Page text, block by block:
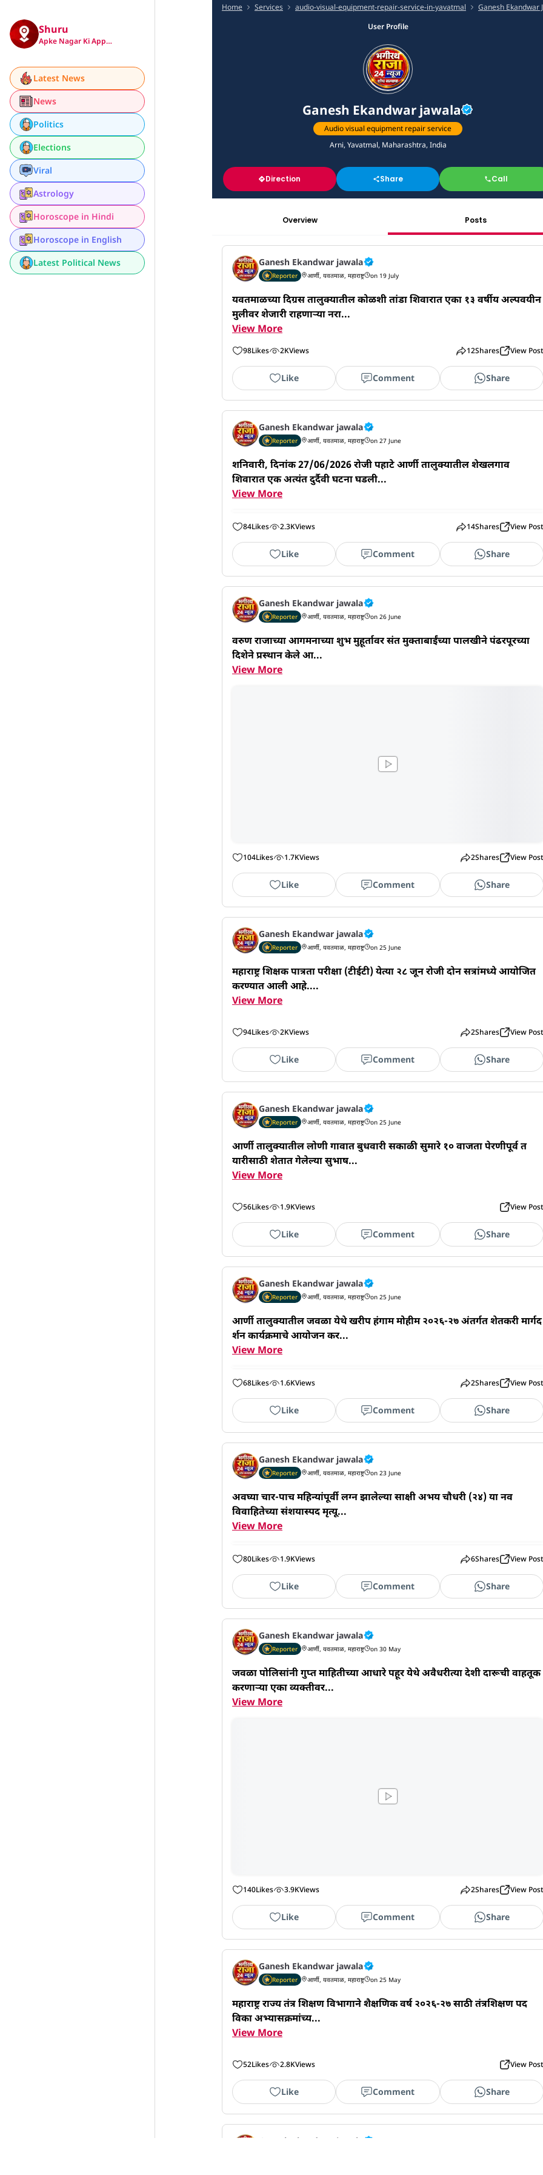
Shuru
Apke Nagar Ki App…
Latest News
News
Politics
Elections
Viral
Astrology
Horoscope in Hindi
Horoscope in English
Latest Political News
Home Services audio-visual-equipment-repair-service-in-yavatmal
Ganesh Ekandwar
User Profile
Ganesh Ekandwar jawala
Audio visual equipment repair service
Arni, Yavatmal, Maharashtra, India
Direction Share Call
Overview Posts
Ganesh Ekandwar jawala
Reporter आर्णी, यवतमाळ, महाराष्ट्र on 19 July
यवतमाळच्या दिग्रस तालुक्यातील कोळशी तांडा शिवारात एका १३ वर्षीय अल्पवयीन
मुलीवर शेजारी राहणाऱ्या नरा...
View More
98Likes 2KViews 12Shares View Post
Like Comment Share
Ganesh Ekandwar jawala
Reporter आर्णी, यवतमाळ, महाराष्ट्र on 27 June
शनिवारी, दिनांक 27/06/2026 रोजी पहाटे आर्णी तालुक्यातील शेखलगाव
शिवारात एक अत्यंत दुर्दैवी घटना घडली...
View More
84Likes 2.3KViews 14Shares View Post
Like Comment Share
Ganesh Ekandwar jawala
Reporter आर्णी, यवतमाळ, महाराष्ट्र on 26 June
वरुण राजाच्या आगमनाच्या शुभ मुहूर्तावर संत मुक्ताबाईंच्या पालखीने पंढरपूरच्या
दिशेने प्रस्थान केले आ...
View More
104Likes 1.7KViews 2Shares View Post
Like Comment Share
Ganesh Ekandwar jawala
Reporter आर्णी, यवतमाळ, महाराष्ट्र on 25 June
महाराष्ट्र शिक्षक पात्रता परीक्षा (टीईटी) येत्या २८ जून रोजी दोन सत्रांमध्ये आयोजित
करण्यात आली आहे....
View More
94Likes 2KViews 2Shares View Post
Like Comment Share
Ganesh Ekandwar jawala
Reporter आर्णी, यवतमाळ, महाराष्ट्र on 25 June
आर्णी तालुक्यातील लोणी गावात बुधवारी सकाळी सुमारे १० वाजता पेरणीपूर्व त
यारीसाठी शेतात गेलेल्या सुभाष...
View More
56Likes 1.9KViews View Post
Like Comment Share
Ganesh Ekandwar jawala
Reporter आर्णी, यवतमाळ, महाराष्ट्र on 25 June
आर्णी तालुक्यातील जवळा येथे खरीप हंगाम मोहीम २०२६-२७ अंतर्गत शेतकरी मार्गद
र्शन कार्यक्रमाचे आयोजन कर...
View More
68Likes 1.6KViews 2Shares View Post
Like Comment Share
Ganesh Ekandwar jawala
Reporter आर्णी, यवतमाळ, महाराष्ट्र on 23 June
अवघ्या चार-पाच महिन्यांपूर्वी लग्न झालेल्या साक्षी अभय चौधरी (२४) या नव
विवाहितेच्या संशयास्पद मृत्यू...
View More
80Likes 1.9KViews 6Shares View Post
Like Comment Share
Ganesh Ekandwar jawala
Reporter आर्णी, यवतमाळ, महाराष्ट्र on 30 May
जवळा पोलिसांनी गुप्त माहितीच्या आधारे पहूर येथे अवैधरीत्या देशी दारूची वाहतूक
करणाऱ्या एका व्यक्तीवर...
View More
140Likes 3.9KViews 2Shares View Post
Like Comment Share
Ganesh Ekandwar jawala
Reporter आर्णी, यवतमाळ, महाराष्ट्र on 25 May
महाराष्ट्र राज्य तंत्र शिक्षण विभागाने शैक्षणिक वर्ष २०२६-२७ साठी तंत्रशिक्षण पद
विका अभ्यासक्रमांच्य...
View More
52Likes 2.8KViews View Post
Like Comment Share
Ganesh Ekandwar jawala